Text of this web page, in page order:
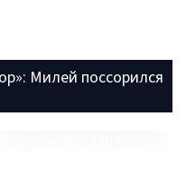
Милей поссорился